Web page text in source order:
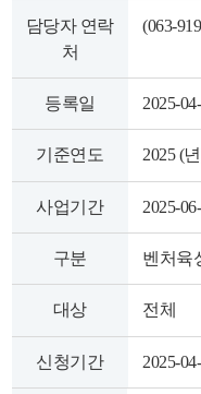
담당자 연락
처
(063-
등록일 2025-
기준연도 2025 (
사업기간 2025-
구분 벤처육
대상 전체
신청기간 2025-